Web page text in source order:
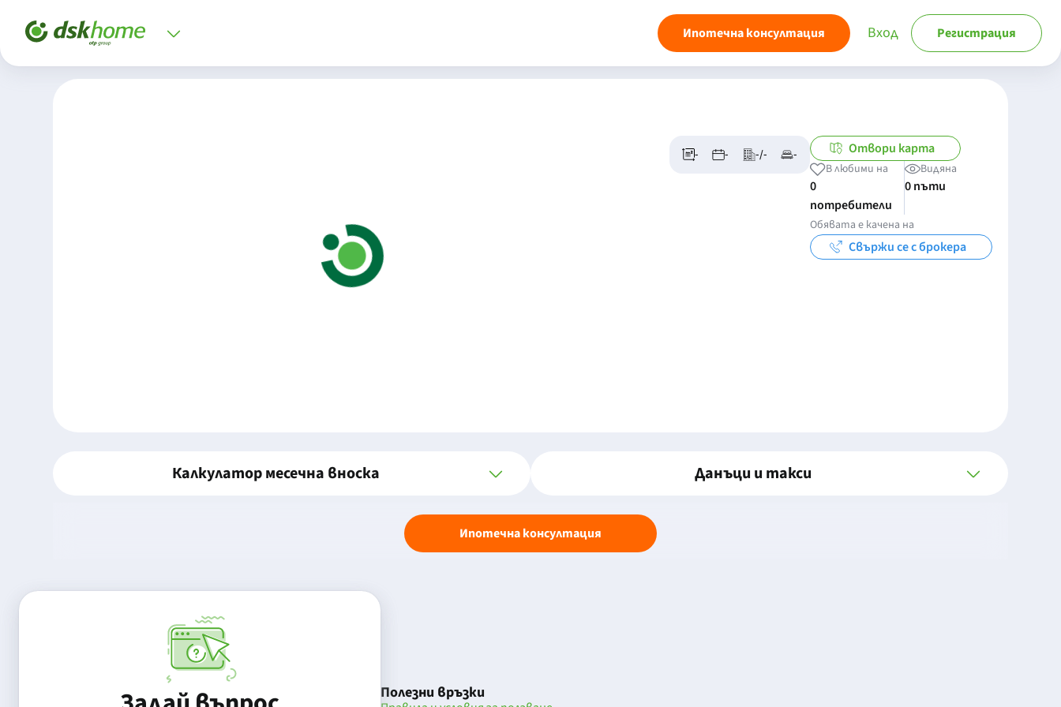
Ипотечна консултация Вход Регистрация
- - -/- - Отвори карта
В любими на
0
потребители
Видяна
0 пъти
Обявата е качена на
Свържи се с брокера
Калкулатор месечна вноска Данъци и такси
Ипотечна консултация
Полезни връзки